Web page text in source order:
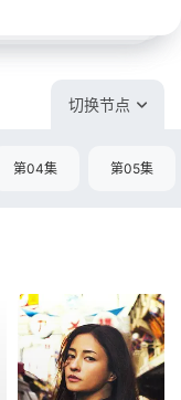
切换节点
第04集 第05集